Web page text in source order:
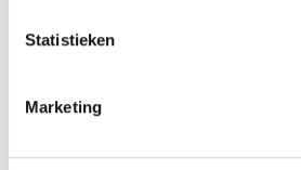
Statistieken
Marketing
Alternatieve